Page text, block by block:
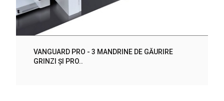
VANGUARD PRO - 3 MANDRINE DE GĂURIRE
GRINZI ȘI PRO..